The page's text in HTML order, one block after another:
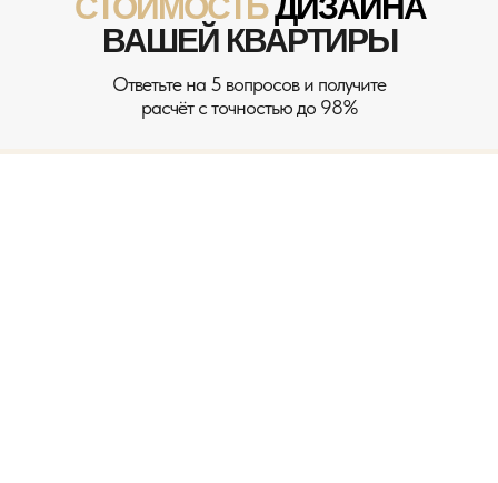
ВАШЕЙ КВАРТИРЫ
Ответьте на 5 вопросов и получите
расчёт с точностью до 98%